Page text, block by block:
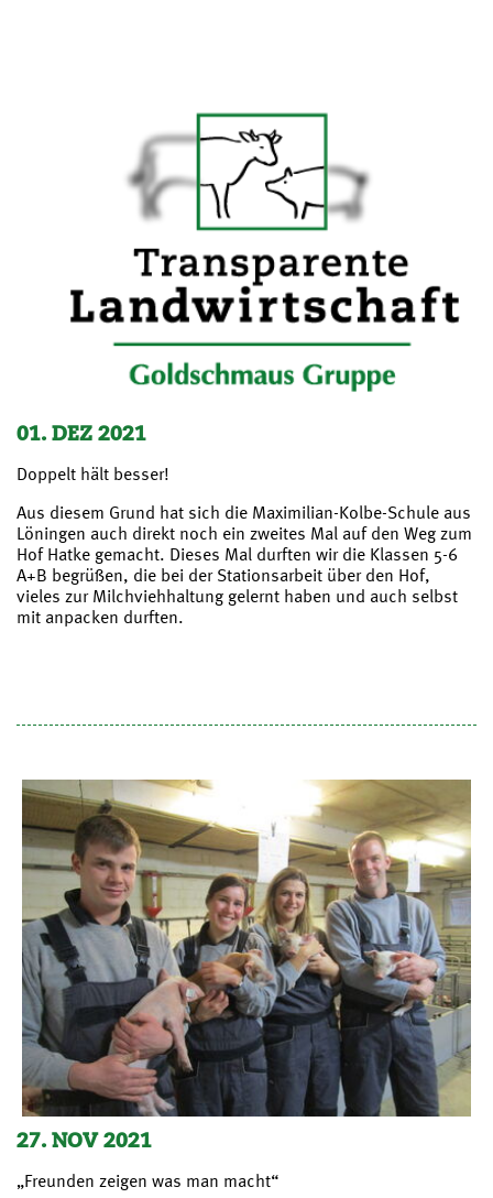
01. DEZ 2021
Doppelt hält besser!
Aus diesem Grund hat sich die Maximilian-Kolbe-Schule aus
Löningen auch direkt noch ein zweites Mal auf den Weg zum
Hof Hatke gemacht. Dieses Mal durften wir die Klassen 5-6
A+B begrüßen, die bei der Stationsarbeit über den Hof,
vieles zur Milchviehhaltung gelernt haben und auch selbst
mit anpacken durften.
27. NOV 2021
„Freunden zeigen was man macht“